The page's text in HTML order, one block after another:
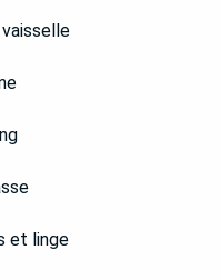
vaisselle
et linge